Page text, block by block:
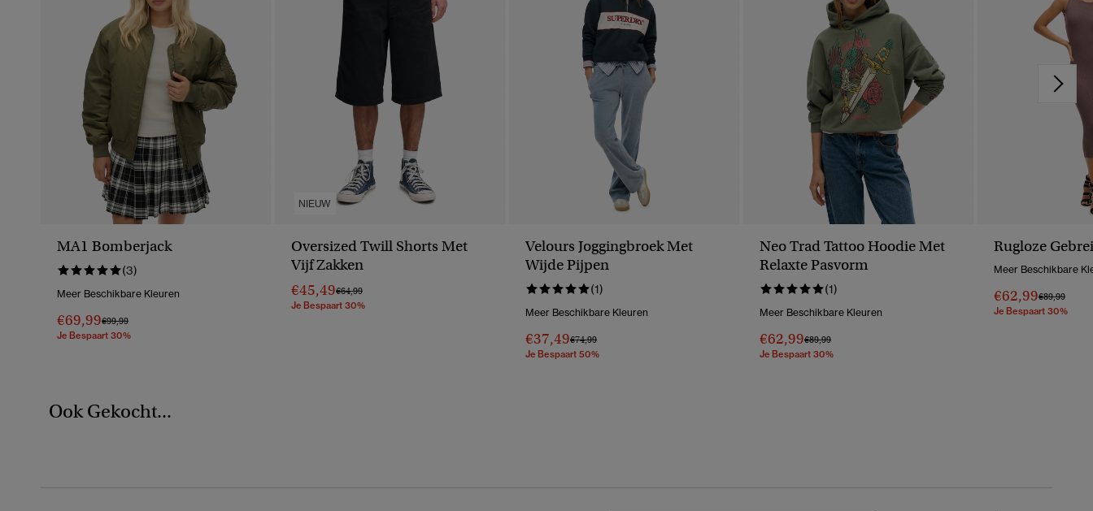
MA1 Bomberjack
(3)
Meer Beschikbare Kleuren
€69,99Prijs Verlaagd Van
€99,99Naar
Je Bespaart 30%
NIEUW
Oversized Twill Shorts Met
Vijf Zakken
€45,49Prijs Verlaagd Van
€64,99Naar
Je Bespaart 30%
Velours Joggingbroek Met
Wijde Pijpen
(1)
Meer Beschikbare Kleuren
€37,49Prijs Verlaagd Van
€74,99Naar
Je Bespaart 50%
Neo Trad Tattoo Hoodie Met
Relaxte Pasvorm
(1)
Meer Beschikbare Kleuren
€62,99Prijs Verlaagd Van
€89,99Naar
Je Bespaart 30%
Rugloze
Meer Beschikbare
€62,99Prijs
€89,99Naar
Je Bespaart 30%
Ook Gekocht...